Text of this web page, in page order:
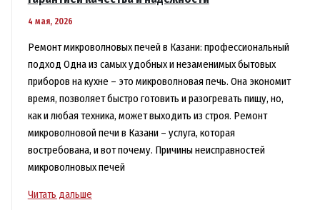
4 мая, 2026
Ремонт микроволновых печей в Казани: профессиональный
подход Одна из самых удобных и незаменимых бытовых
приборов на кухне – это микроволновая печь. Она экономит
время, позволяет быстро готовить и разогревать пищу, но,
как и любая техника, может выходить из строя. Ремонт
микроволновой печи в Казани – услуга, которая
востребована, и вот почему. Причины неисправностей
микроволновых печей
Ремонт
Читать дальше